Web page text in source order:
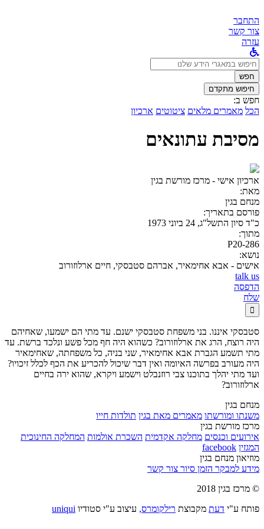
התחבר
צור קשר
עזרה
לחפש
ב:חפש
חיפוש מתקדם
חפש ב:
הכל מאמרים מלאים ציטוטים ארכיון
מסיבת עתונאים
ארכיון אישי - מרכז מורשת בגין
מאת:
מנחם בגין
פורסם בתאריך:
כ"ד סיון התשל"ג, 24 ביוני 1973
מתוך:
P20-286
נושא:
אישים - אבא אחימאיר, אברהם סטבסקי, חיים ארלוזורוב
talk us
הדפסה
שלח

סטבסקי איננו. בני משפחת סטבסקי ישנם. עד מתי הם ישמעו, שאחיהם
היה רוצח, הרג את ארלוזורוב? כשהוא היה חף מכל פשע ונלכד ברשת. עד
מתי תשמע הגברת אבא אחימאיר, שני בניה, כל משפחתה, שאחימאיר
היה מעורב בפרשה האיומה ואין דבר שיכול להכריע את הכף לכלל זיכויו?
ועד מתי יהלך בתוכנו צבי רוזנבלט וישמע ויקרא, שהוא ירה בחיים
ארלוזורוב?
מנחם בגין
משנתו ומורשתו מאמרים מאת בגין תולדות חייו
מרכז מורשת בגין
אירועים וכנסים מחלקה אקדמית השכרת אולמות המחלקה החינוכית
המגזין facebook
מוזיאון מנחם בגין
מידע למבקר הזמן סיור צור קשר
© מרכז בגין 2018
פותח ע"י דעת מקבוצת רילקומרס, עיצוב ע"י סטודיו uniqui